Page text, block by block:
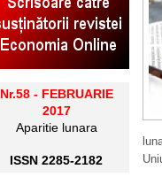
Nr.58 - FEBRUARIE
2017
Aparitie lunara
ISSN 2285-2182